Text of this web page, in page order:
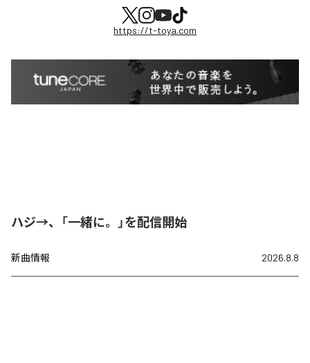
https://t-toya.com
ハジ→、「一緒に。」を配信開始
新曲情報 2026.8.8